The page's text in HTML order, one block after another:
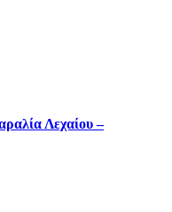
Λεχαίου –